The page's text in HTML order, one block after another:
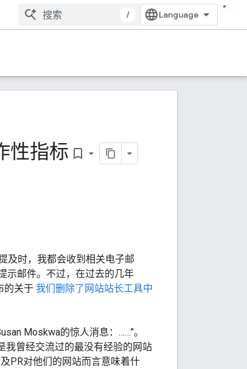
/
性指标 bookmark_border
及时，我都会收到相关电子邮
示邮件。不过，在过去的几年
的关于 我们删除了网站站长工具中
Moskwa的惊人消息：……”。
我曾经交流过的最没有经验的网站
PR对他们的网站而言意味着什